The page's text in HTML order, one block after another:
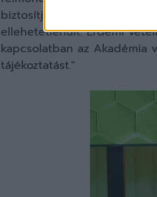
biztosítja a működéshez
ellehetetlenült. Érdemi
kapcsolatban az
tájékoztatást."